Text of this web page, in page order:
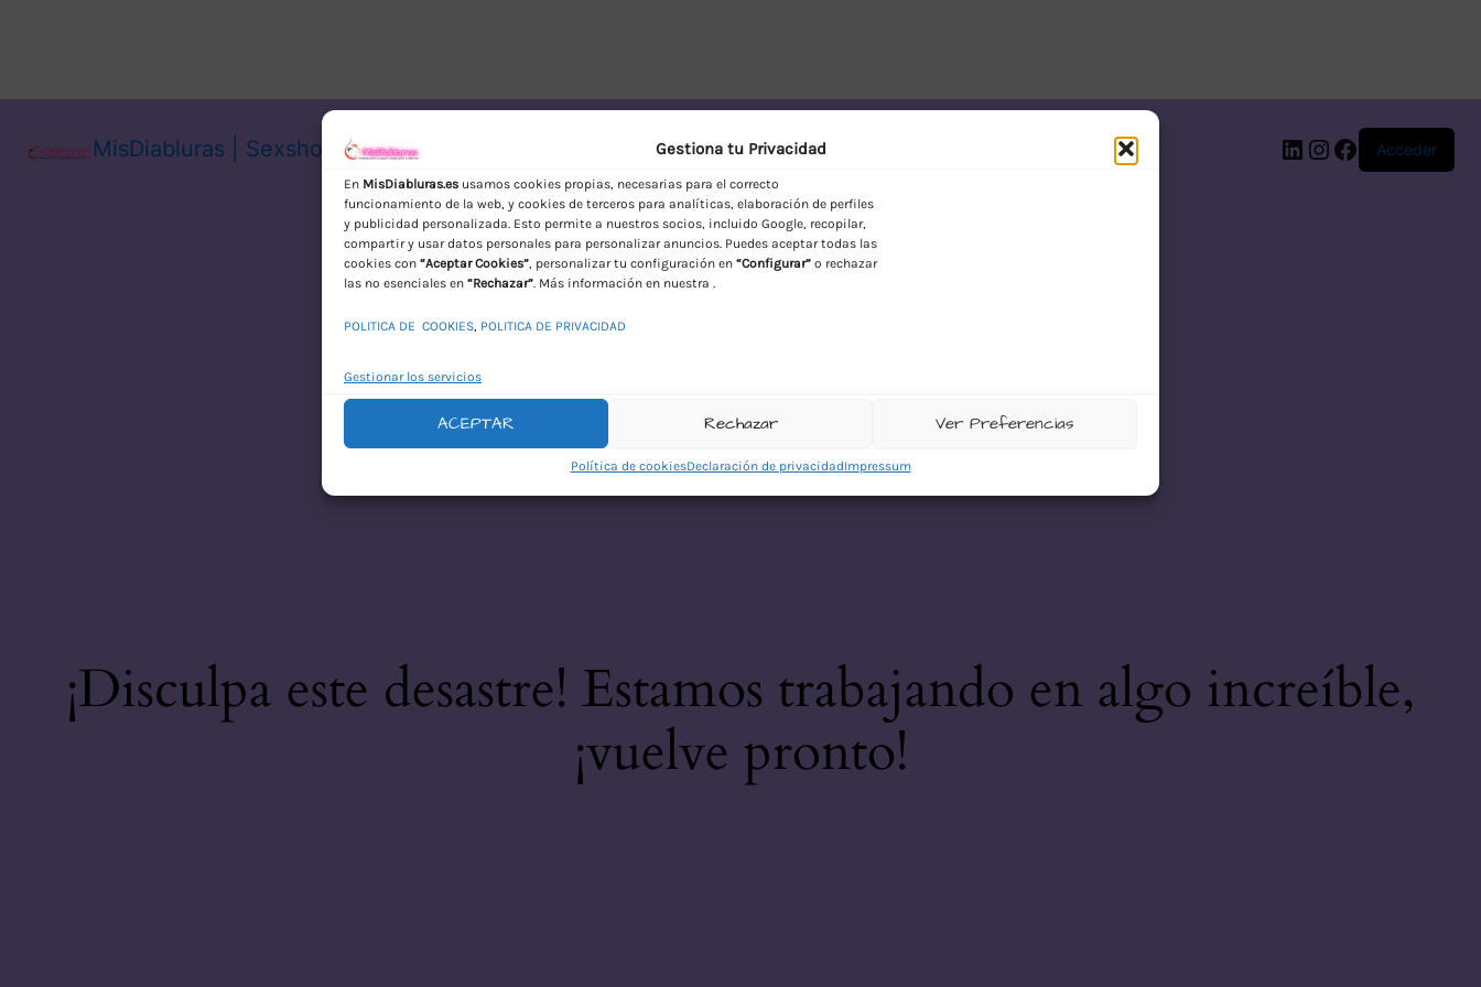
Gestiona tu Privacidad
En MisDiabluras.es usamos cookies propias, necesarias para el correcto
funcionamiento de la web, y cookies de terceros para analíticas, elaboración de perfiles
y publicidad personalizada. Esto permite a nuestros socios, incluido Google, recopilar,
compartir y usar datos personales para personalizar anuncios. Puedes aceptar todas las
cookies con “Aceptar Cookies”, personalizar tu configuración en “Configurar” o rechazar
las no esenciales en “Rechazar”. Más información en nuestra .
POLITICA DE COOKIES, POLITICA DE PRIVACIDAD
Gestionar los servicios
ACEPTAR Rechazar Ver Preferencias
Política de cookiesDeclaración de privacidadImpressum
MisDiabluras | Sexshop Online con Envío Discreto en España
LinkedIn
Instagram
Facebook
Acceder
¡Disculpa este desastre! Estamos trabajando en algo increíble,
¡vuelve pronto!